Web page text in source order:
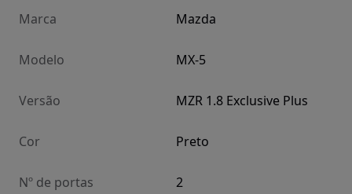
Marca Mazda
Modelo MX-5
Versão MZR 1.8 Exclusive Plus
Cor Preto
Nº de portas 2